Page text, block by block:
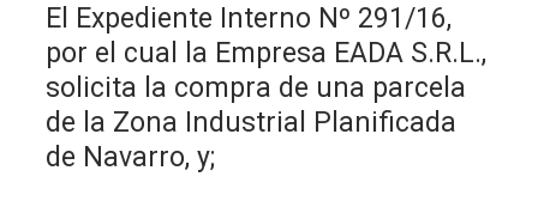
El Expediente Interno Nº 291/16,
por el cual la Empresa EADA S.R.L.,
solicita la compra de una parcela
de la Zona Industrial Planificada
de Navarro, y;